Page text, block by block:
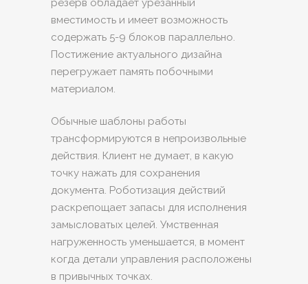
резерв обладает урезанный
вместимость и имеет возможность
содержать 5-9 блоков параллельно.
Постижение актуального дизайна
перегружает память побочными
материалом.
Обычные шаблоны работы
трансформируются в непроизвольные
действия. Клиент не думает, в какую
точку нажать для сохранения
документа. Роботизация действий
раскрепощает запасы для исполнения
замысловатых целей. Умственная
нагруженность уменьшается, в момент
когда детали управления расположены
в привычных точках.